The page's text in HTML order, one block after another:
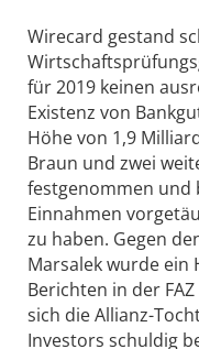
Wirecard gestand
für 2019 keinen
Existenz von
Höhe von 1,9
Braun und zwei
festgenommen und
Einnahmen
zu haben. Gegen
Marsalek wurde ein
Berichten in der
sich die Allianz-
Investors schuldig